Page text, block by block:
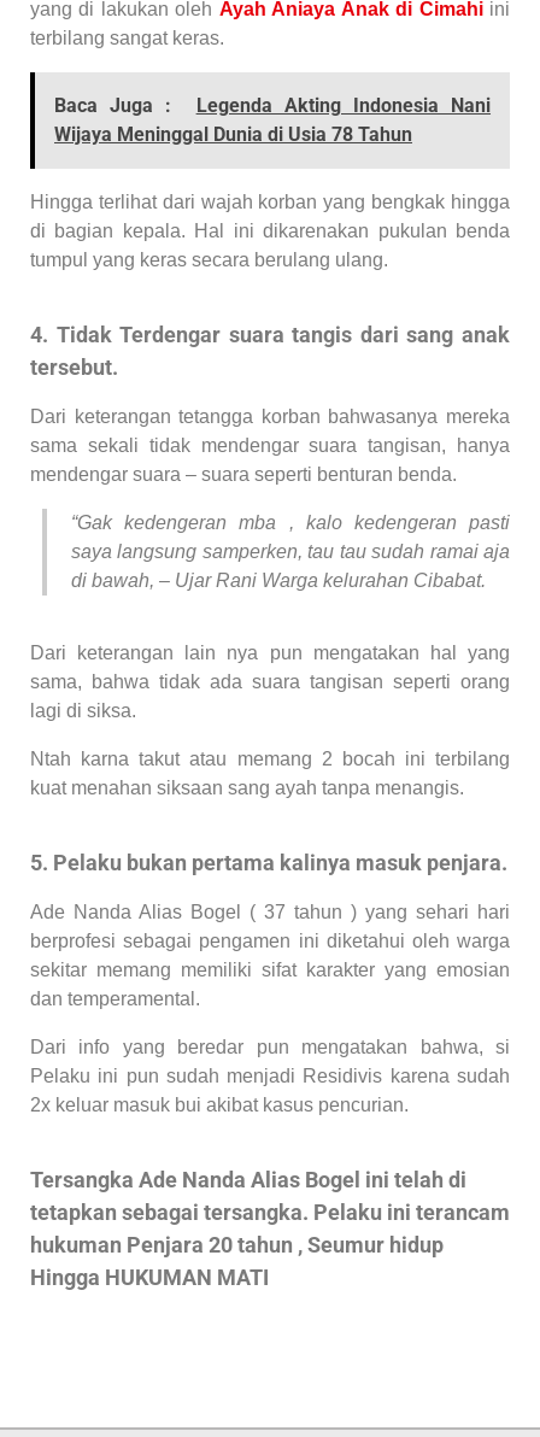
yang di lakukan oleh Ayah Aniaya Anak di Cimahiini
terbilang sangat keras.
Baca Juga :
Legenda Akting Indonesia Nani
Wijaya Meninggal Dunia di Usia 78 Tahun
Hingga terlihat dari wajah korban yang bengkak hingga
di bagian kepala. Hal ini dikarenakan pukulan benda
tumpul yang keras secara berulang ulang.
4. Tidak Terdengar suara tangis dari sang anak
tersebut.
Dari keterangan tetangga korban bahwasanya mereka
sama sekali tidak mendengar suara tangisan, hanya
mendengar suara – suara seperti benturan benda.
“Gak kedengeran mba , kalo kedengeran pasti
saya langsung samperken, tau tau sudah ramai aja
di bawah, – Ujar Rani Warga kelurahan Cibabat.
Dari keterangan lain nya pun mengatakan hal yang
sama, bahwa tidak ada suara tangisan seperti orang
lagi di siksa.
Ntah karna takut atau memang 2 bocah ini terbilang
kuat menahan siksaan sang ayah tanpa menangis.
5. Pelaku bukan pertama kalinya masuk penjara.
Ade Nanda Alias Bogel ( 37 tahun ) yang sehari hari
berprofesi sebagai pengamen ini diketahui oleh warga
sekitar memang memiliki sifat karakter yang emosian
dan temperamental.
Dari info yang beredar pun mengatakan bahwa, si
Pelaku ini pun sudah menjadi Residivis karena sudah
2x keluar masuk bui akibat kasus pencurian.
Tersangka Ade Nanda Alias Bogel ini telah di
tetapkan sebagai tersangka. Pelaku ini terancam
hukuman Penjara 20 tahun , Seumur hidup
Hingga HUKUMAN MATI